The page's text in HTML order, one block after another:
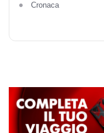
Cronaca